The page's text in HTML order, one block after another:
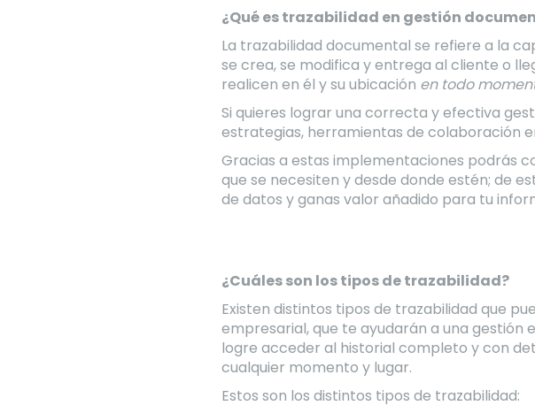
¿Qué es trazabilidad en gestión
La trazabilidad documental se refiere a la
se crea, se modifica y entrega al cliente o
realicen en él y su ubicación en todo
Si quieres lograr una correcta y efectiva
estrategias, herramientas de colaboración
Gracias a estas implementaciones podrás
que se necesiten y desde donde estén; de
de datos y ganas valor añadido para tu
¿Cuáles son los tipos de trazabilidad?
Existen distintos tipos de trazabilidad que
empresarial, que te ayudarán a una gestión
logre acceder al historial completo y con
cualquier momento y lugar.
Estos son los distintos tipos de trazabilidad: